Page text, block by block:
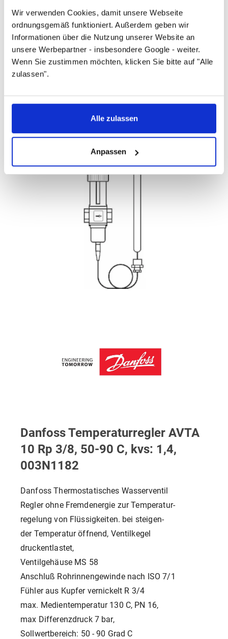
Wir verwenden Cookies, damit unsere Webseite
ordnungsgemäß funktioniert. Außerdem geben wir
Informationen über die Nutzung unserer Website an
unsere Werbepartner - insbesondere Google - weiter.
Wenn Sie zustimmen möchten, klicken Sie bitte auf "Alle
zulassen".
Alle zulassen
Anpassen
Thermostatventil
Herstellername
Artikelnummer
Danfoss Temperaturregler AVTA
10 Rp 3/8, 50-90 C, kvs: 1,4,
003N1182
Danfoss Thermostatisches Wasserventil
Regler ohne Fremdenergie zur Temperatur-
regelung von Flüssigkeiten. bei steigen-
der Temperatur öffnend, Ventilkegel
druckentlastet,
Ventilgehäuse MS 58
Anschluß Rohrinnengewinde nach ISO 7/1
Fühler aus Kupfer vernickelt R 3/4
max. Medientemperatur 130 C, PN 16,
max Differenzdruck 7 bar,
Sollwertbereich: 50 - 90 Grad C